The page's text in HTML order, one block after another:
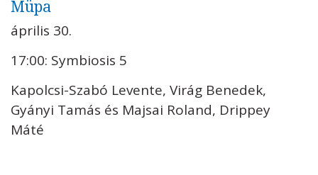
Müpa
április 30.
17:00: Symbiosis 5
Kapolcsi-Szabó Levente, Virág Benedek,
Gyányi Tamás és Majsai Roland, Drippey
Máté